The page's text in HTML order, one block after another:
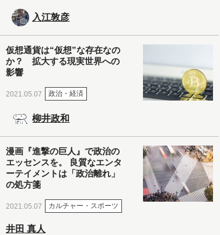
入江敦彦
仮想通貨は“仮想”な存在なの
か？ 拡大する現実世界への
影響
2021.05.07 政治・経済
柳井政和
漫画『進撃の巨人』で政治の
エッセンスを。 良質なエンタ
ーテイメントは「政治離れ」
の処方箋
2021.05.07 カルチャー・スポーツ
井田 真人